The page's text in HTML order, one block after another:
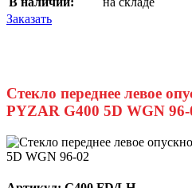
Заказать
Стекло переднее левое
PYZAR G400 5D WGN 96-